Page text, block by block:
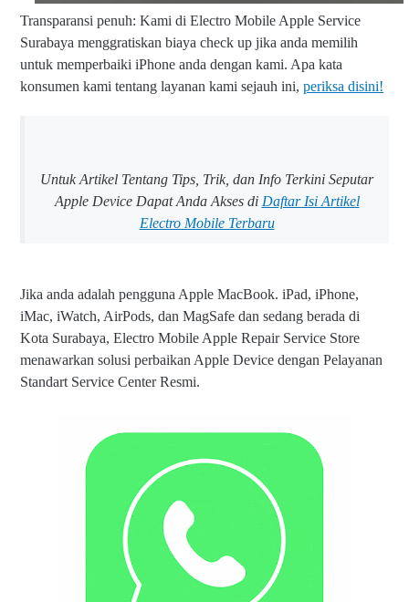
Transparansi penuh: Kami di Electro Mobile Apple Service
Surabaya menggratiskan biaya check up jika anda memilih
untuk memperbaiki iPhone anda dengan kami. Apa kata
konsumen kami tentang layanan kami sejauh ini, periksa disini!
Untuk Artikel Tentang Tips, Trik, dan Info Terkini Seputar
Apple Device Dapat Anda Akses di Daftar Isi Artikel
Electro Mobile Terbaru
Jika anda adalah pengguna Apple MacBook. iPad, iPhone,
iMac, iWatch, AirPods, dan MagSafe dan sedang berada di
Kota Surabaya, Electro Mobile Apple Repair Service Store
menawarkan solusi perbaikan Apple Device dengan Pelayanan
Standart Service Center Resmi.